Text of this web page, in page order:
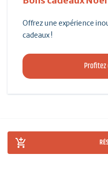
Offrez une expérience
cadeaux !